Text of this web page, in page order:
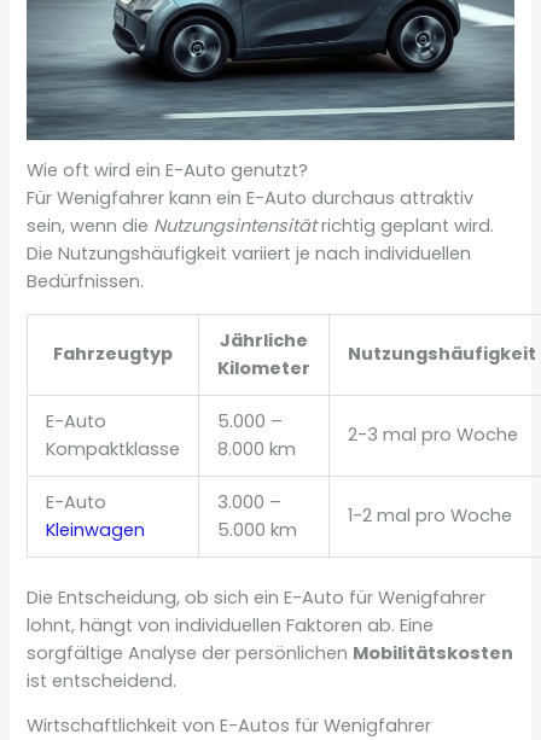
Wie oft wird ein E-Auto genutzt?
Für Wenigfahrer kann ein E-Auto durchaus attraktiv
sein, wenn die Nutzungsintensitätrichtig geplant wird.
Die Nutzungshäufigkeit variiert je nach individuellen
Bedürfnissen.
Fahrzeugtyp
Jährliche
Kilometer
Nutzungshäufigkeit
E-Auto
Kompaktklasse
5.000 –
8.000 km
2-3 mal pro Woche
E-Auto
Kleinwagen
3.000 –
5.000 km
1-2 mal pro Woche
Die Entscheidung, ob sich ein E-Auto für Wenigfahrer
lohnt, hängt von individuellen Faktoren ab. Eine
sorgfältige Analyse der persönlichen Mobilitätskosten
ist entscheidend.
Wirtschaftlichkeit von E-Autos für Wenigfahrer